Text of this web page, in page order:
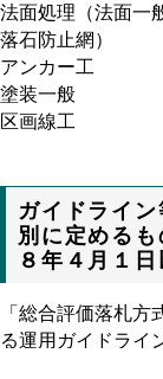
法面処理（法面一
落石防止網）
アンカー工
塗装一般
区画線工
ガイドライ
別に定める
８年４月１日
「総合評価落札
る運用ガイドライ